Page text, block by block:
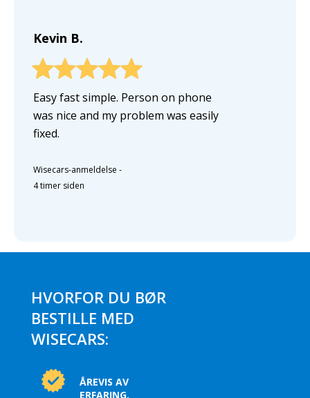
Kevin B.
Easy fast simple. Person on phone
was nice and my problem was easily
fixed.
Wisecars-anmeldelse -
4 timer siden
HVORFOR DU BØR
BESTILLE MED
WISECARS:
ÅREVIS AV
ERFARING.